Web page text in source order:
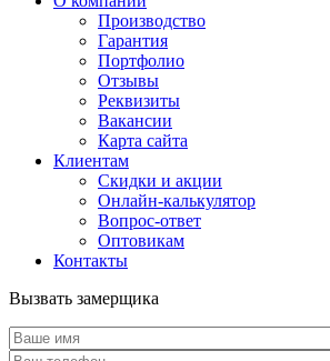
Производство
Гарантия
Портфолио
Отзывы
Реквизиты
Вакансии
Карта сайта
Клиентам
Скидки и акции
Онлайн-калькулятор
Вопрос-ответ
Оптовикам
Контакты
Вызвать замерщика